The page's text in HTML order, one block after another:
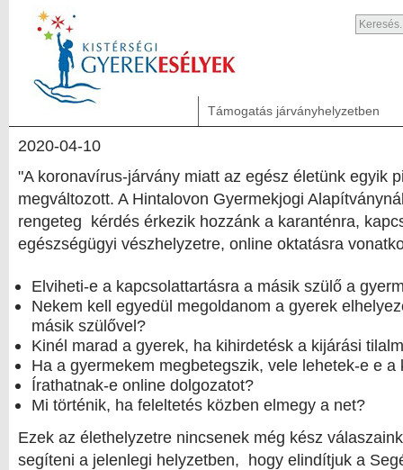
Támogatás járványhelyzetben
2020-04-10
"A koronavírus-járvány miatt az egész életünk egyik
megváltozott. A Hintalovon Gyermekjogi
rengeteg kérdés érkezik hozzánk a karanténra,
egészségügyi vészhelyzetre, online oktatásra
Elviheti-e a kapcsolattartásra a másik szülő a
Nekem kell egyedül megoldanom a gyerek
másik szülővel?
Kinél marad a gyerek, ha kihirdetésk a kijárási
Ha a gyermekem megbetegszik, vele lehetek-e e a
Írathatnak-e online dolgozatot?
Mi történik, ha feleltetés közben elmegy a net?
Ezek az élethelyzetre nincsenek még kész
segíteni a jelenlegi helyzetben, hogy elindítjuk a